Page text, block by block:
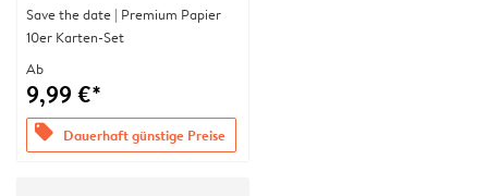
Save the date | Premium Papier
10er Karten-Set
Ab
9,99 €*
offers Dauerhaft günstige Preise